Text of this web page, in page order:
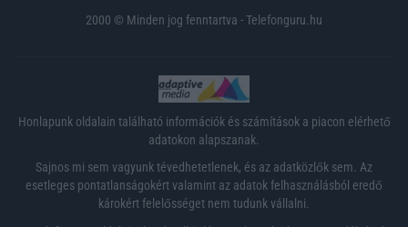
2000 © Minden jog fenntartva - Telefonguru.hu
Honlapunk oldalain található információk és számítások a piacon elérhető
adatokon alapszanak.
Sajnos mi sem vagyunk tévedhetetlenek, és az adatközlők sem. Az
esetleges pontatlanságokért valamint az adatok felhasználásból eredő
károkért felelősséget nem tudunk vállalni.